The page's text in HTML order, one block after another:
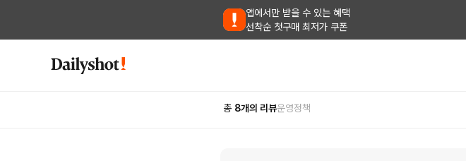
앱에서만 받을 수 있는 혜택
선착순 첫구매 최저가 쿠폰
총 8개의 리뷰운영정책